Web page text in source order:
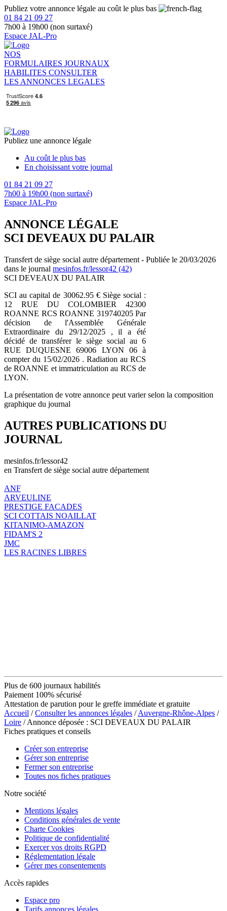
Publiez votre annonce légale au coût le plus bas
01 84 21 09 27
7h00 à 19h00 (non surtaxé)
Espace JAL-Pro
NOS
FORMULAIRES JOURNAUX
HABILITES CONSULTER
LES ANNONCES LEGALES
Publiez une annonce légale
Au coût le plus bas
En choisissant votre journal
01 84 21 09 27
7h00 à 19h00 (non surtaxé)
Espace JAL-Pro
ANNONCE LÉGALE
SCI DEVEAUX DU PALAIR
Transfert de siège social autre département - Publiée le 20/03/2026
dans le journal mesinfos.fr/lessor42 (42)
SCI DEVEAUX DU PALAIR
SCI au capital de 30062.95 € Siège social :
12 RUE DU COLOMBIER 42300
ROANNE RCS ROANNE 319740205 Par
décision de l'Assemblée Générale
Extraordinaire du 29/12/2025 , il a été
décidé de transférer le siège social au 6
RUE DUQUESNE 69006 LYON 06 à
compter du 15/02/2026 . Radiation au RCS
de ROANNE et immatriculation au RCS de
LYON.
La présentation de votre annonce peut varier selon la composition
graphique du journal
AUTRES PUBLICATIONS DU
JOURNAL
mesinfos.fr/lessor42
en Transfert de siège social autre département
ANF
ARVEULINE
PRESTIGE FACADES
SCI COTTAIS NOAILLAT
KITANIMO-AMAZON
FIDAM'S 2
JMC
LES RACINES LIBRES
Plus de 600 journaux habilités
Paiement 100% sécurisé
Attestation de parution pour le greffe immédiate et gratuite
Accueil /Consulter les annonces légales /Auvergne-Rhône-Alpes /
Loire / Annonce déposée : SCI DEVEAUX DU PALAIR
Fiches pratiques et conseils
Créer son entreprise
Gérer son entreprise
Fermer son entreprise
Toutes nos fiches pratiques
Notre société
Mentions légales
Conditions générales de vente
Charte Cookies
Politique de confidentialité
Exercer vos droits RGPD
Réglementation légale
Gérer mes consentements
Accès rapides
Espace pro
Tarifs annonces légales